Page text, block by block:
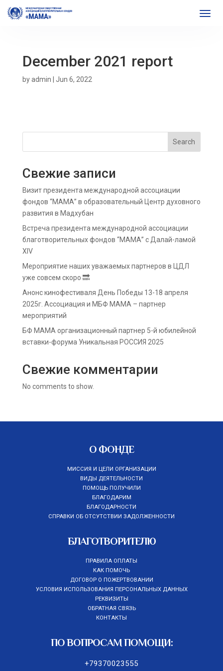
December 2021 report
byadmin Jun 6, 2022
Search
Свежие записи
Визит президента международной ассоциации
фондов “МАМА” в образовательный Центр духовного
развития в Мадхубан
Встреча президента международной ассоциации
благотворительных фондов “МАМА” с Далай-ламой
XIV
Мероприятие наших уважаемых партнеров в ЦДЛ
уже совсем скоро 🔜
Анонс кинофестиваля День Победы 13-18 апреля
2025г. Ассоциация и МБФ МАМА – партнер
мероприятий
БФ МАМА организационный партнер 5-й юбилейной
вставки-форума Уникальная РОССИЯ 2025
Свежие комментарии
No comments to show.
О ФОНДЕ
МИССИЯ И ЦЕЛИ ОРГАНИЗАЦИИ
ВИДЫ ДЕЯТЕЛЬНОСТИ
ПОМОЩЬ ПОЛУЧИЛИ
БЛАГОДАРИМ
БЛАГОДАРНОСТИ
СПРАВКИ ОБ ОТСУТСТВИИ ЗАДОЛЖЕННОСТИ
БЛАГОТВОРИТЕЛЮ
ПРАВИЛА ОПЛАТЫ
КАК ПОМОЧЬ
ДОГОВОР О ПОЖЕРТВОВАНИИ
УСЛОВИЯ ИСПОЛЬЗОВАНИЯ ПЕРСОНАЛЬНЫХ ДАННЫХ
РЕКВИЗИТЫ
ОБРАТНАЯ СВЯЗЬ
КОНТАКТЫ
ПО ВОПРОСАМ ПОМОЩИ:
+79370023555